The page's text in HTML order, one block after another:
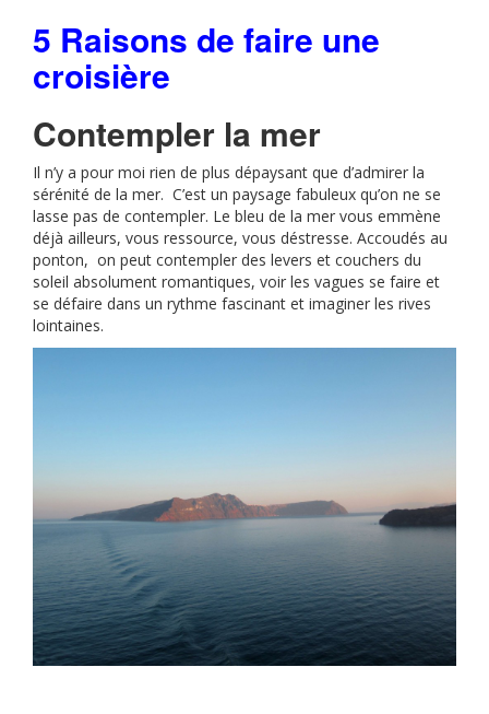
5 Raisons de faire une
croisière
Contempler la mer
Il n’y a pour moi rien de plus dépaysant que d’admirer la
sérénité de la mer. C’est un paysage fabuleux qu’on ne se
lasse pas de contempler. Le bleu de la mer vous emmène
déjà ailleurs, vous ressource, vous déstresse. Accoudés au
ponton, on peut contempler des levers et couchers du
soleil absolument romantiques, voir les vagues se faire et
se défaire dans un rythme fascinant et imaginer les rives
lointaines.